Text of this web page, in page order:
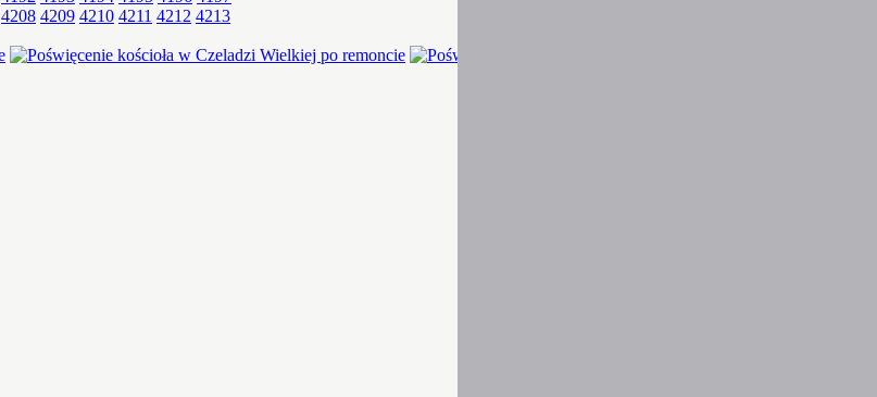
4208 4209 4210 4211 4212 4213